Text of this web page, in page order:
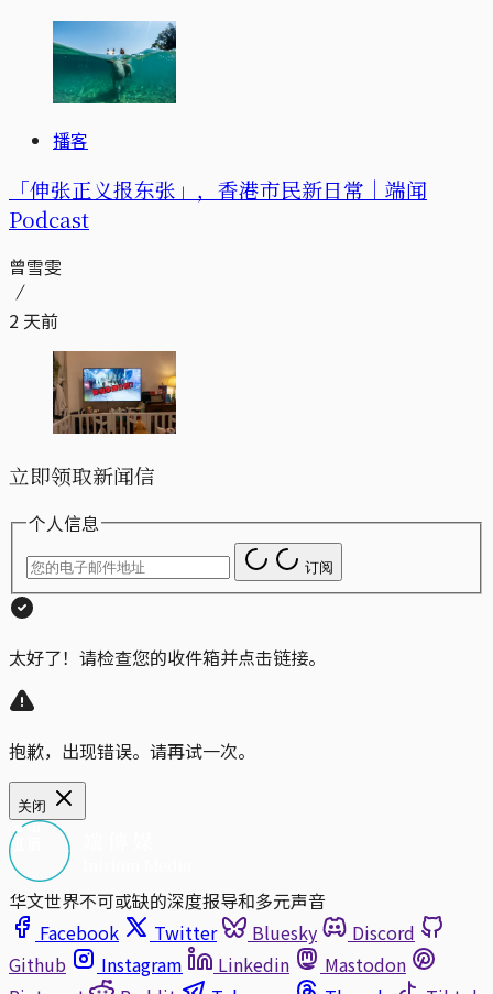
播客
「伸张正义报东张」，香港市民新日常｜端闻
Podcast
曾雪雯
2 天前
立即领取新闻信
个人信息
订阅
太好了！请检查您的收件箱并点击链接。
抱歉，出现错误。请再试一次。
关闭
华文世界不可或缺的深度报导和多元声音
Facebook
Twitter Bluesky
Discord
Github
Instagram Linkedin
Mastodon